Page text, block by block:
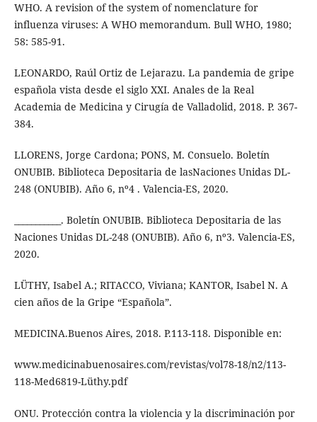
WHO. A revision of the system of nomenclature for
influenza viruses: A WHO memorandum. Bull WHO, 1980;
58: 585-91.
LEONARDO, Raúl Ortiz de Lejarazu. La pandemia de gripe
española vista desde el siglo XXI. Anales de la Real
Academia de Medicina y Cirugía de Valladolid, 2018. P. 367-
384.
LLORENS, Jorge Cardona; PONS, M. Consuelo. Boletín
ONUBIB. Biblioteca Depositaria de lasNaciones Unidas DL-
248 (ONUBIB). Año 6, nº4 . Valencia-ES, 2020.
___________. Boletín ONUBIB. Biblioteca Depositaria de las
Naciones Unidas DL-248 (ONUBIB). Año 6, nº3. Valencia-ES,
2020.
LÜTHY, Isabel A.; RITACCO, Viviana; KANTOR, Isabel N. A
cien años de la Gripe “Española”.
MEDICINA.Buenos Aires, 2018. P.113-118. Disponible en:
www.medicinabuenosaires.com/revistas/vol78-18/n2/113-
118-Med6819-Lüthy.pdf
ONU. Protección contra la violencia y la discriminación por